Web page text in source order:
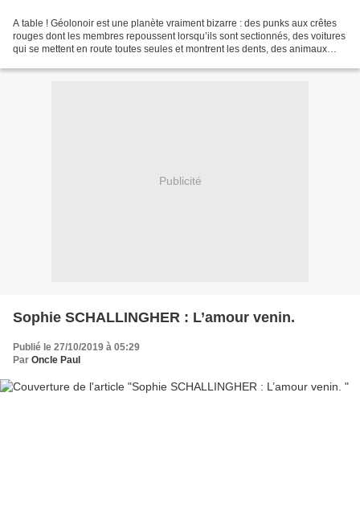
A table ! Géolonoir est une planète vraiment bizarre : des punks aux crêtes
rouges dont les membres repoussent lorsqu’ils sont sectionnés, des voitures
qui se mettent en route toutes seules et montrent les dents, des animaux
Publicité
Sophie SCHALLINGHER : L’amour venin.
Publié le 27/10/2019 à 05:29
Par Oncle Paul